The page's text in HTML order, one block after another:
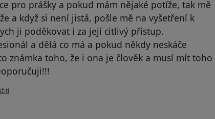
pro prášky a pokud mám nějaké potíže, tak mě
a když si není jistá, pošle mě na vyšetření k
ji poděkovat i za její citlivý přístup.
a dělá co má a pokud někdy neskáče
známka toho, že i ona je člověk a musí mít toho
Váš účet byl odstraněn